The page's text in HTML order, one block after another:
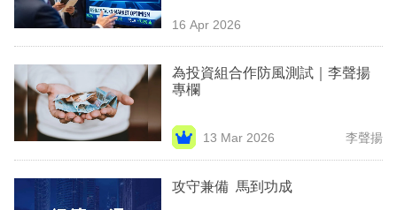
理
商
業
科
技
職
16 Apr 2026
為投資組合作防風測試｜李聲揚
專欄
13 Mar 2026 李聲揚
攻守兼備 馬到功成